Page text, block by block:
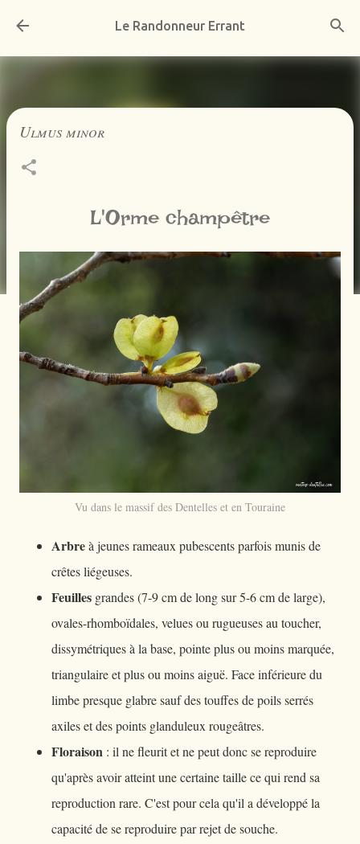
Accéder au contenu principal
Le Randonneur Errant
Ulmus minor
L'Orme champêtre
Vu dans le massif des Dentelles et en Touraine
Arbreà jeunes rameaux pubescents parfois munis de
crêtes liégeuses.
Feuilles grandes (7-9 cm de long sur 5-6 cm de large),
ovales-rhomboïdales, velues ou rugueuses au toucher,
dissymétriques à la base, pointe plus ou moins marquée,
triangulaire et plus ou moins aiguë. Face inférieure du
limbe presque glabre sauf des touffes de poils serrés
axiles et des points glanduleux rougeâtres.
Floraison : il ne fleurit et ne peut donc se reproduire
qu'après avoir atteint une certaine taille ce qui rend sa
reproduction rare. C'est pour cela qu'il a développé la
capacité de se reproduire par rejet de souche.